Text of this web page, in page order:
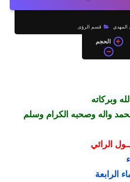
المهدي قسم الرؤى
الحجم
وبركاته
واله وصحبه الكرام وسلم
الرائي
الرابعة